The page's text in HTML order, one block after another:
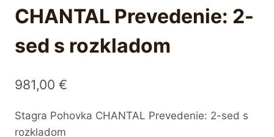
CHANTAL Prevedenie: 2-
sed s rozkladom
981,00 €
Stagra Pohovka CHANTAL Prevedenie: 2-sed s
rozkladom